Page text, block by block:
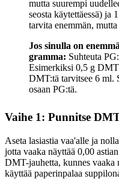
mutta suurempi
seosta käytettäessä) ja
tarvita enemmän,
Jos sinulla on
gramma: Suhteuta
Esimerkiksi 0,5 g
DMT:tä tarvitsee 6 ml.
osaan PG:tä.
Vaihe 1: Punnitse
Aseta lasiastia vaa'alle ja
jotta vaaka näyttää 0,00
DMT-jauhetta, kunnes vaaka
käyttää paperinpalaa